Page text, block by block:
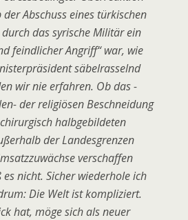
Abschuss eines türkischen
das syrische Militär ein
feindlicher Angriff“ war, wie
säbelrasselnd
wir nie erfahren. Ob das -
der religiösen Beschneidung
halbgebildeten
der Landesgrenzen
verschaffen
nicht. Sicher wiederhole ich
Die Welt ist kompliziert.
hat, möge sich als neuer